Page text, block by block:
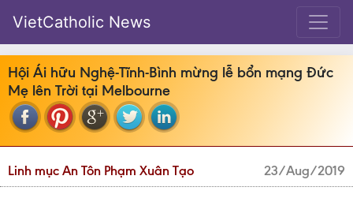
VietCatholic News
Hội Ái hữu Nghệ-Tĩnh-Bình mừng lễ bổn mạng Đức
Mẹ lên Trời tại Melbourne
Linh mục An Tôn Phạm Xuân Tạo 23/Aug/2019